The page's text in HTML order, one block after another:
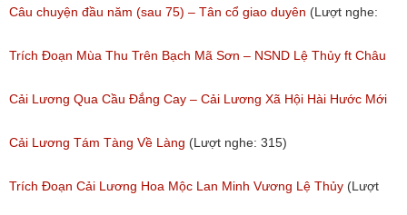
Câu chuyện đầu năm (sau 75) – Tân cổ giao duyên (Lượt nghe:
557)
Trích Đoạn Mùa Thu Trên Bạch Mã Sơn – NSND Lệ Thủy ft Châu
Thanh, Tô Châu, Chí Bảo
(Lượt nghe: 719)
Cải Lương Qua Cầu Đắng Cay – Cải Lương Xã Hội Hài Hước Mới
Hay
(Lượt nghe: 399)
Cải Lương Tám Tàng Về Làng (Lượt nghe: 315)
Trích Đoạn Cải Lương Hoa Mộc Lan Minh Vương Lệ Thủy (Lượt